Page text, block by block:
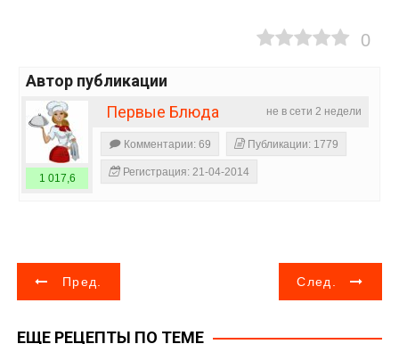
0
Автор публикации
не в сети 2 недели
Первые Блюда
1 017,6
Комментарии: 69 Публикации: 1779
Регистрация: 21-04-2014
Н
Пред. След.
ЕЩЕ РЕЦЕПТЫ ПО ТЕМЕ